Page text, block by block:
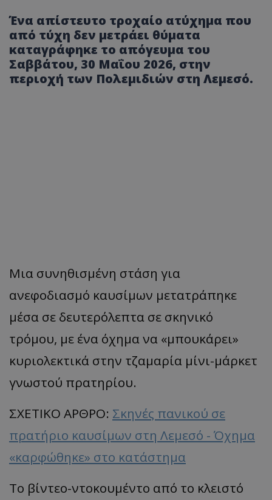
Ένα απίστευτο τροχαίο ατύχημα που
από τύχη δεν μετράει θύματα
καταγράφηκε το απόγευμα του
Σαββάτου, 30 Μαΐου 2026, στην
περιοχή των Πολεμιδιών στη Λεμεσό.
Μια συνηθισμένη στάση για
ανεφοδιασμό καυσίμων μετατράπηκε
μέσα σε δευτερόλεπτα σε σκηνικό
τρόμου, με ένα όχημα να «μπουκάρει»
κυριολεκτικά στην τζαμαρία μίνι-μάρκετ
γνωστού πρατηρίου.
ΣΧΕΤΙΚΟ ΑΡΘΡΟ: Σκηνές πανικού σε
πρατήριο καυσίμων στη Λεμεσό - Όχημα
«καρφώθηκε» στο κατάστημα
Το βίντεο-ντοκουμέντο από το κλειστό